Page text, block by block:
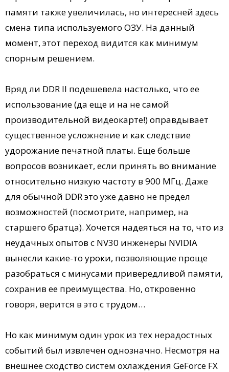
памяти также увеличилась, но интересней здесь
смена типа используемого ОЗУ. На данный
момент, этот переход видится как минимум
спорным решением.
Вряд ли DDR II подешевела настолько, что ее
использование (да еще и на не самой
производительной видеокарте!) оправдывает
существенное усложнение и как следствие
удорожание печатной платы. Еще больше
вопросов возникает, если принять во внимание
относительно низкую частоту в 900 МГц. Даже
для обычной DDR это уже давно не предел
возможностей (посмотрите, например, на
старшего братца). Хочется надеяться на то, что из
неудачных опытов с NV30 инженеры NVIDIA
вынесли какие-то уроки, позволяющие проще
разобраться с минусами привередливой памяти,
сохранив ее преимущества. Но, откровенно
говоря, верится в это с трудом…
Но как минимум один урок из тех нерадостных
событий был извлечен однозначно. Несмотря на
внешнее сходство систем охлаждения GeForce FX